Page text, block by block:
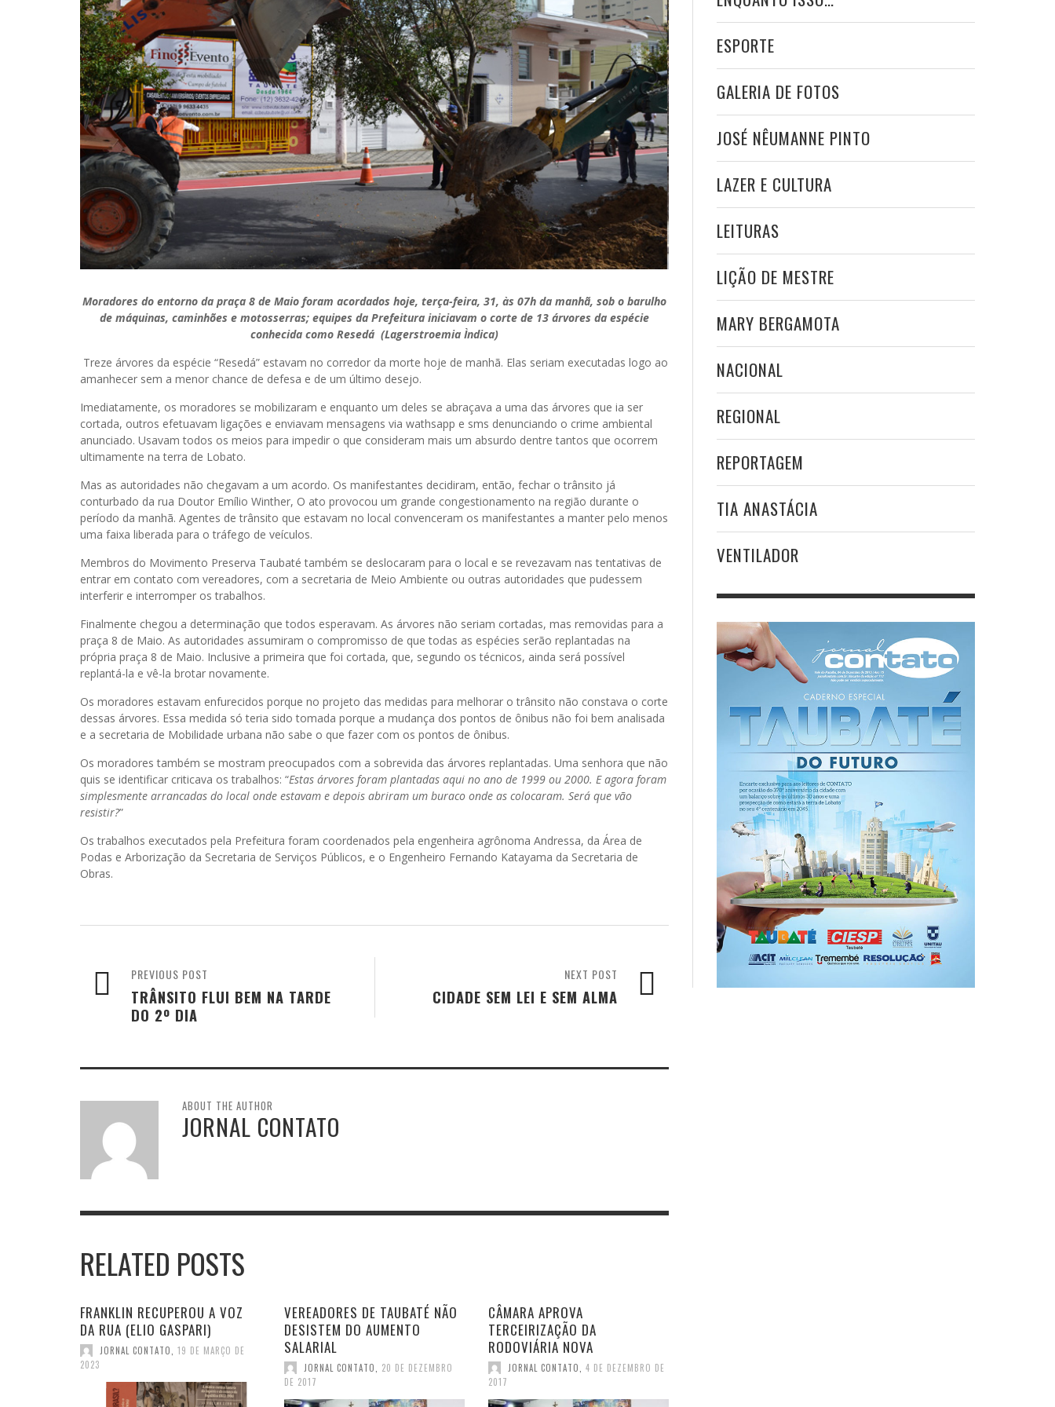
Moradores do entorno da praça 8 de Maio foram acordados hoje, terça-feira, 31, às 07h da manhã, sob o barulho
de máquinas, caminhões e motosserras; equipes da Prefeitura iniciavam o corte de 13 árvores da espécie
conhecida como Resedá (Lagerstroemia Ìndica)
Treze árvores da espécie “Resedá” estavam no corredor da morte hoje de manhã. Elas seriam executadas logo ao
amanhecer sem a menor chance de defesa e de um último desejo.
Imediatamente, os moradores se mobilizaram e enquanto um deles se abraçava a uma das árvores que ia ser
cortada, outros efetuavam ligações e enviavam mensagens via wathsapp e sms denunciando o crime ambiental
anunciado. Usavam todos os meios para impedir o que consideram mais um absurdo dentre tantos que ocorrem
ultimamente na terra de Lobato.
Mas as autoridades não chegavam a um acordo. Os manifestantes decidiram, então, fechar o trânsito já
conturbado da rua Doutor Emílio Winther, O ato provocou um grande congestionamento na região durante o
período da manhã. Agentes de trânsito que estavam no local convenceram os manifestantes a manter pelo menos
uma faixa liberada para o tráfego de veículos.
Membros do Movimento Preserva Taubaté também se deslocaram para o local e se revezavam nas tentativas de
entrar em contato com vereadores, com a secretaria de Meio Ambiente ou outras autoridades que pudessem
interferir e interromper os trabalhos.
Finalmente chegou a determinação que todos esperavam. As árvores não seriam cortadas, mas removidas para a
praça 8 de Maio. As autoridades assumiram o compromisso de que todas as espécies serão replantadas na
própria praça 8 de Maio. Inclusive a primeira que foi cortada, que, segundo os técnicos, ainda será possível
replantá-la e vê-la brotar novamente.
Os moradores estavam enfurecidos porque no projeto das medidas para melhorar o trânsito não constava o corte
dessas árvores. Essa medida só teria sido tomada porque a mudança dos pontos de ônibus não foi bem analisada
e a secretaria de Mobilidade urbana não sabe o que fazer com os pontos de ônibus.
Os moradores também se mostram preocupados com a sobrevida das árvores replantadas. Uma senhora que não
quis se identificar criticava os trabalhos: “Estas árvores foram plantadas aqui no ano de 1999 ou 2000. E agora foram
simplesmente arrancadas do local onde estavam e depois abriram um buraco onde as colocaram. Será que vão
resistir?”
Os trabalhos executados pela Prefeitura foram coordenados pela engenheira agrônoma Andressa, da Área de
Podas e Arborização da Secretaria de Serviços Públicos, e o Engenheiro Fernando Katayama da Secretaria de
Obras.
NEXT POST
CIDADE SEM LEI E SEM ALMA
PREVIOUS POST
TRÂNSITO FLUI BEM NA TARDE
DO 2º DIA
ABOUT THE AUTHOR
JORNAL CONTATO
RELATED POSTS
FRANKLIN RECUPEROU A VOZ
DA RUA (ELIO GASPARI)
JORNAL CONTATO
19 DE MARÇO DE
2023
VEREADORES DE TAUBATÉ NÃO
DESISTEM DO AUMENTO
SALARIAL
JORNAL CONTATO
20 DE DEZEMBRO
DE 2017
CÂMARA APROVA
TERCEIRIZAÇÃO DA
RODOVIÁRIA NOVA
JORNAL CONTATO
4 DE DEZEMBRO DE
2017
ESPORTE
GALERIA DE FOTOS
JOSÉ NÊUMANNE PINTO
LAZER E CULTURA
LEITURAS
LIÇÃO DE MESTRE
MARY BERGAMOTA
NACIONAL
REGIONAL
REPORTAGEM
TIA ANASTÁCIA
VENTILADOR